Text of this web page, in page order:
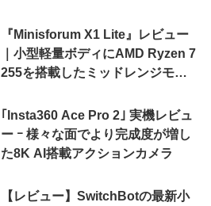
『Minisforum X1 Lite』レビュー
｜小型軽量ボディにAMD Ryzen 7
255を搭載したミッドレンジモデ
｢Insta360 Ace Pro 2｣ 実機レビュ
ー ｰ 様々な面でより完成度が増し
た8K AI搭載アクションカメラ
【レビュー】SwitchBotの最新小